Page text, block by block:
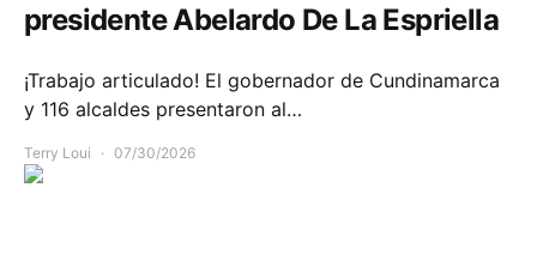
presidente Abelardo De La Espriella
¡Trabajo articulado! El gobernador de Cundinamarca
y 116 alcaldes presentaron al…
Terry Loui 07/30/2026